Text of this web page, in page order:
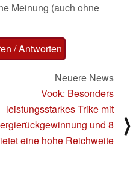
Meinung (auch ohne
/ Antworten
Neuere News
Vook: Besonders
leistungsstarkes Trike mit
und 8
eine hohe Reichweite
⟩